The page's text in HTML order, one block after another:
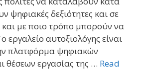
ψηφιακές δεξιότητες και σε
και με ποιο τρόπο μπορούν να
εργαλείο αυτοξιολόγης είναι
πλατφόρμα ψηφιακών
θέσεων εργασίας της … Read